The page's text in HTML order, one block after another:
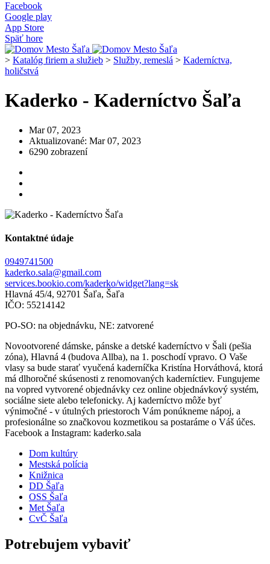
Facebook
Google play
App Store
Späť hore
> Katalóg firiem a služieb > Služby, remeslá > Kaderníctva,
holičstvá
Kaderko - Kaderníctvo Šaľa
Mar 07, 2023
Aktualizované: Mar 07, 2023
6290 zobrazení
Kontaktné údaje
0949741500
kaderko.sala@gmail.com
services.bookio.com/kaderko/widget?lang=sk
Hlavná 45/4, 92701 Šaľa, Šaľa
IČO: 55214142
PO-SO: na objednávku, NE: zatvorené
Novootvorené dámske, pánske a detské kaderníctvo v Šali (pešia
zóna), Hlavná 4 (budova Allba), na 1. poschodí vpravo. O Vaše
vlasy sa bude starať vyučená kaderníčka Kristína Horváthová, ktorá
má dlhoročné skúsenosti z renomovaných kaderníctiev. Fungujeme
na vopred vytvorené objednávky cez online objednávkový systém,
sociálne siete alebo telefonicky. Aj kaderníctvo môže byť
výnimočné - v útulných priestoroch Vám ponúkneme nápoj, a
profesionálne so značkovou kozmetikou sa postaráme o Váš účes.
Facebook a Instagram: kaderko.sala
Dom kultúry
Mestská polícia
Knižnica
DD Šaľa
OSS Šaľa
Met Šaľa
CvČ Šaľa
Potrebujem vybaviť